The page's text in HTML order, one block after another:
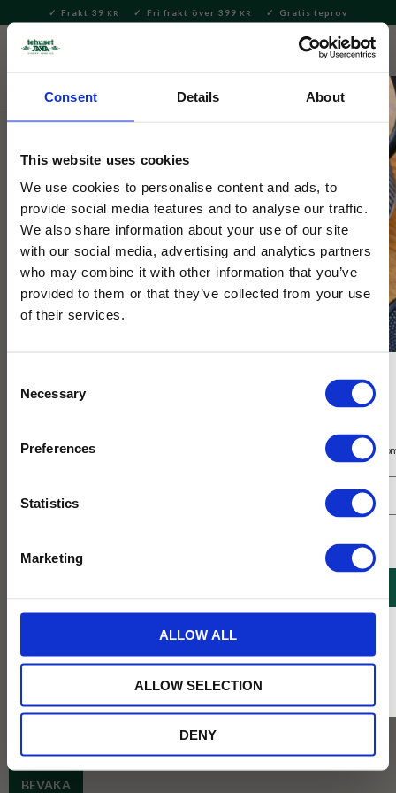
Consent Details About
This website uses cookies
We use cookies to personalise content and ads, to
provide social media features and to analyse our traffic.
We also share information about your use of our site
with our social media, advertising and analytics partners
who may combine it with other information that you’ve
provided to them or that they’ve collected from your use
of their services.
Selection
Necessary
Preferences
Statistics
Marketing
ALLOW ALL
ALLOW SELECTION
DENY
Meny
Frakt 39 KR Fri frakt över 399 KR Gratis teprov
Presenter och set
Tehuset Java
Tevykort Glad Påsk pojke med ägg
Skicka varma påskhälsningar med detta söta tevykort!​
Köp 3 för 129kr (ord. pris 147kr)
BEVAKA
Få 10% rabatt på ditt första köp på nätet och ta del av erbjudanden året
* Rabatten gäller endast online på Tehusetjava.se. Rabatten fungerar endast på